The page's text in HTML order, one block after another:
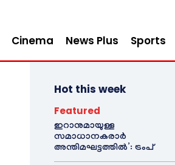
Cinema News Plus Sports
Hot this week
Featured
ഇറാനുമായുള്ള
സമാധാനകരാർ
അന്തിമഘട്ടത്തിൽ‌’: ട്രംപ്